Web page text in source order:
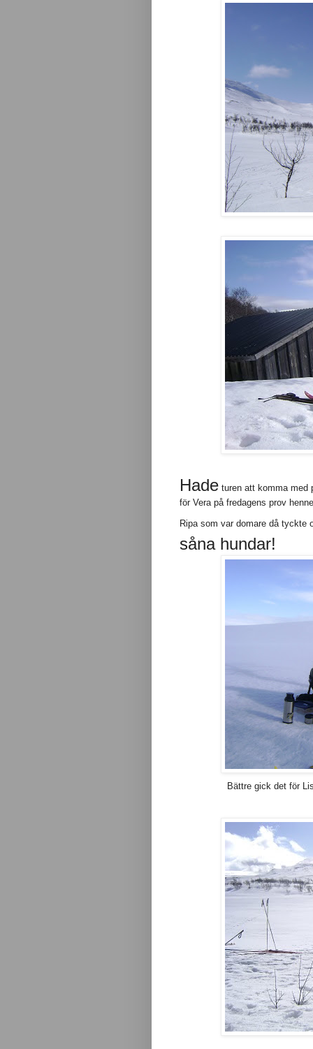
Hade turen att komma med
för Vera på fredagens prov
Ripa som var domare då tyckte
såna hundar!
Bättre gick det för